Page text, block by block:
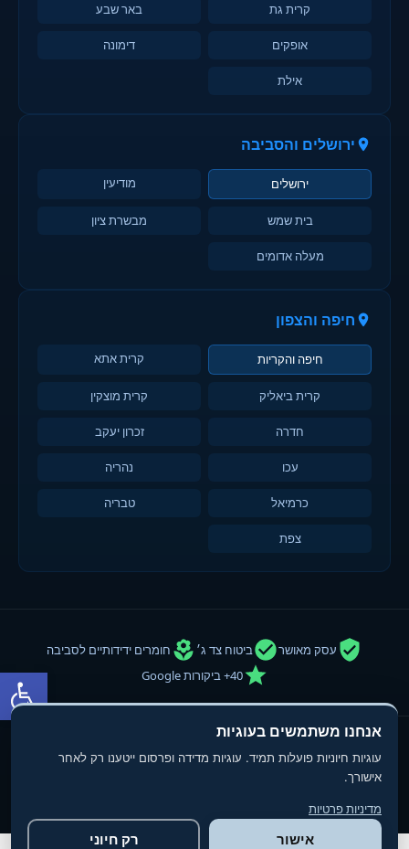
פתח
קרית גת באר שבע
אופקים דימונה
אילת
ירושלים והסביבה
ירושלים מודיעין
בית שמש מבשרת ציון
מעלה אדומים
חיפה והצפון
חיפה והקריות קרית אתא
קרית ביאליק קרית מוצקין
חדרה זכרון יעקב
עכו נהריה
כרמיאל טבריה
צפת
עסק מאושר ביטוח צד ג׳
חומרים ידידותיים לסביבה
40+ ביקורות Google
תנאי שימוש מדיניות פרטיות הצהרת נגישות
אנחנו משתמשים בעוגיות
עוגיות חיוניות פועלות תמיד. עוגיות מדידה ופרסום ייטענו רק לאחר
אישורך.
מדיניות פרטיות
אישור רק חיוני